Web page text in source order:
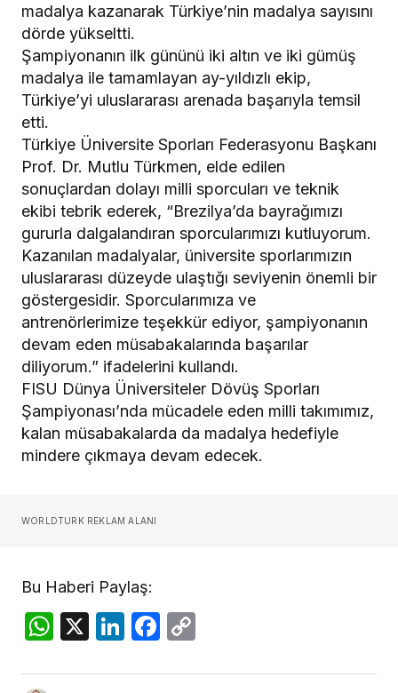
madalya kazanarak Türkiye’nin madalya sayısını
dörde yükseltti.
Şampiyonanın ilk gününü iki altın ve iki gümüş
madalya ile tamamlayan ay-yıldızlı ekip,
Türkiye’yi uluslararası arenada başarıyla temsil
etti.
Türkiye Üniversite Sporları Federasyonu Başkanı
Prof. Dr. Mutlu Türkmen, elde edilen
sonuçlardan dolayı milli sporcuları ve teknik
ekibi tebrik ederek, “Brezilya’da bayrağımızı
gururla dalgalandıran sporcularımızı kutluyorum.
Kazanılan madalyalar, üniversite sporlarımızın
uluslararası düzeyde ulaştığı seviyenin önemli bir
göstergesidir. Sporcularımıza ve
antrenörlerimize teşekkür ediyor, şampiyonanın
devam eden müsabakalarında başarılar
diliyorum.” ifadelerini kullandı.
FISU Dünya Üniversiteler Dövüş Sporları
Şampiyonası’nda mücadele eden milli takımımız,
kalan müsabakalarda da madalya hedefiyle
mindere çıkmaya devam edecek.
WORLDTURK REKLAM ALANI
Bu Haberi Paylaş:
WhatsApp
X LinkedIn
Facebook